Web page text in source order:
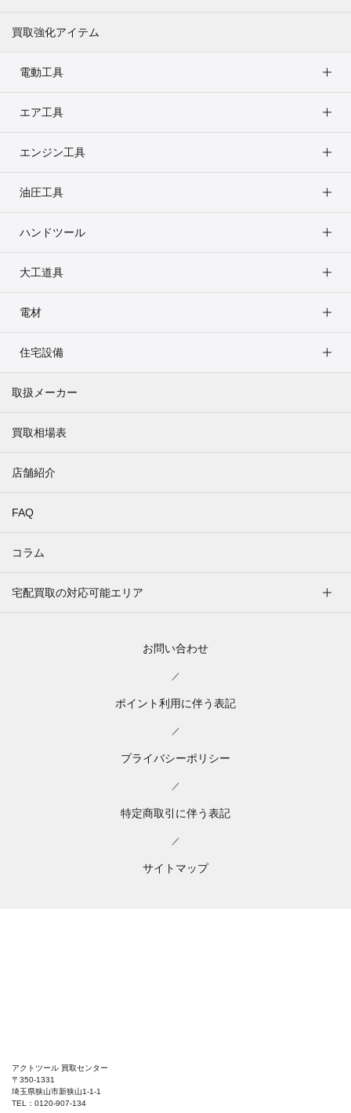
買取強化アイテム
電動工具
エア工具
エンジン工具
油圧工具
ハンドツール
大工道具
電材
住宅設備
取扱メーカー
買取相場表
店舗紹介
FAQ
コラム
宅配買取の対応可能エリア
お問い合わせ
／
ポイント利用に伴う表記
／
プライバシーポリシー
／
特定商取引に伴う表記
／
サイトマップ
アクトツール 買取センター
〒350-1331
埼玉県狭山市新狭山1-1-1
TEL：0120-907-134